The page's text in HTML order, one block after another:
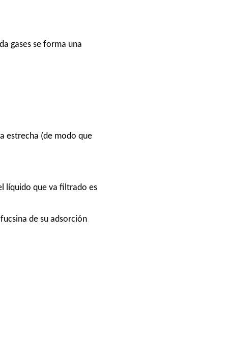
gases se forma una
estrecha (de modo que
líquido que va filtrado es
de su adsorción